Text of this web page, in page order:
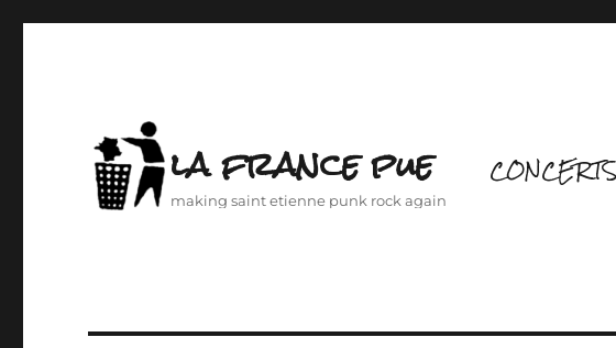
la france pue
making saint etienne punk rock again
CONCERTS